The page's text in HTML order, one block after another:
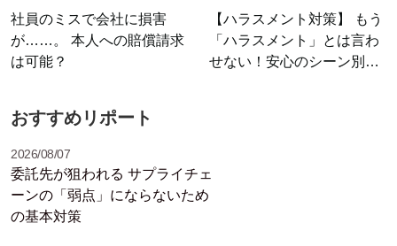
社員のミスで会社に損害
が……。 本人への賠償請求
は可能？
【ハラスメント対策】 もう
「ハラスメント」とは言わ
せない！安心のシーン別セ
おすすめリポート
2026/08/07
委託先が狙われる サプライチェ
ーンの「弱点」にならないため
の基本対策